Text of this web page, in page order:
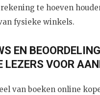
te hoeven
fysieke winkels.
EN
LEZERS VOOR
van boeken online